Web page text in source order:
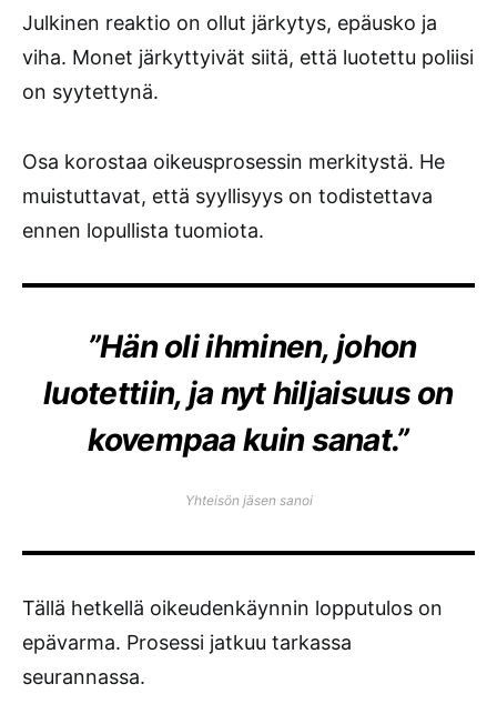
Julkinen reaktio on ollut järkytys, epäusko ja
viha. Monet järkyttyivät siitä, että luotettu poliisi
on syytettynä.
Osa korostaa oikeusprosessin merkitystä. He
muistuttavat, että syyllisyys on todistettava
ennen lopullista tuomiota.
”Hän oli ihminen, johon
luotettiin, ja nyt hiljaisuus on
kovempaa kuin sanat.”
Yhteisön jäsen sanoi
Tällä hetkellä oikeudenkäynnin lopputulos on
epävarma. Prosessi jatkuu tarkassa
seurannassa.